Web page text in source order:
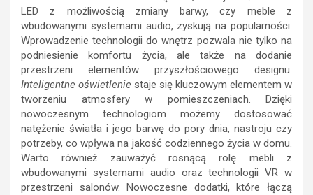
LED z możliwością zmiany barwy, czy meble z
wbudowanymi systemami audio, zyskują na popularności.
Wprowadzenie technologii do wnętrz pozwala nie tylko na
podniesienie komfortu życia, ale także na dodanie
przestrzeni elementów przyszłościowego designu.
Inteligentne oświetlenie staje się kluczowym elementem w
tworzeniu atmosfery w pomieszczeniach. Dzięki
nowoczesnym technologiom możemy dostosować
natężenie światła i jego barwę do pory dnia, nastroju czy
potrzeby, co wpływa na jakość codziennego życia w domu.
Warto również zauważyć rosnącą rolę mebli z
wbudowanymi systemami audio oraz technologii VR w
przestrzeni salonów. Nowoczesne dodatki, które łączą